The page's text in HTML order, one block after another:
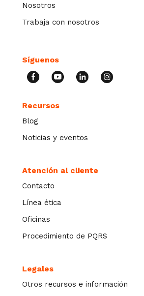
Nosotros
Trabaja con nosotros
Síguenos
Recursos
Blog
Noticias y eventos
Atención al cliente
Contacto
Línea ética
Oficinas
Procedimiento de PQRS
Legales
Otros recursos e información